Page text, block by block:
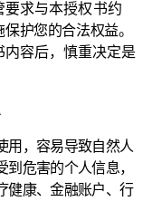
求与本授权书约
保护您的合法权益。
容后，慎重决定是
用，容易导致自然人
危害的个人信息，
健康、金融账户、行